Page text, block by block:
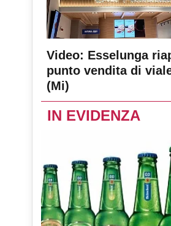
Video: Esselunga
punto vendita di
(Mi)
IN EVIDENZA